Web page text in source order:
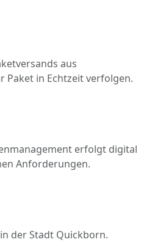
aus
Paket in Echtzeit verfolgen.
erfolgt digital
Anforderungen.
der Stadt Quickborn.